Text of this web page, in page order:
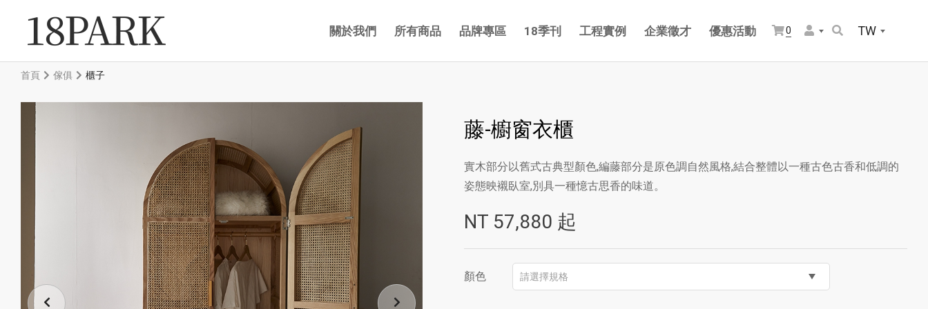
關於我們 所有商品 品牌專區 18季刊 工程實例 企業徵才 優惠活動 0 TW
首頁 傢俱 櫃子
藤-櫥窗衣櫃
實木部分以舊式古典型顏色,編藤部分是原色調自然風格,結合整體以一種古色古香和低調的
姿態映襯臥室,別具一種憶古思香的味道。
NT 57,880 起
顏色 請選擇規格